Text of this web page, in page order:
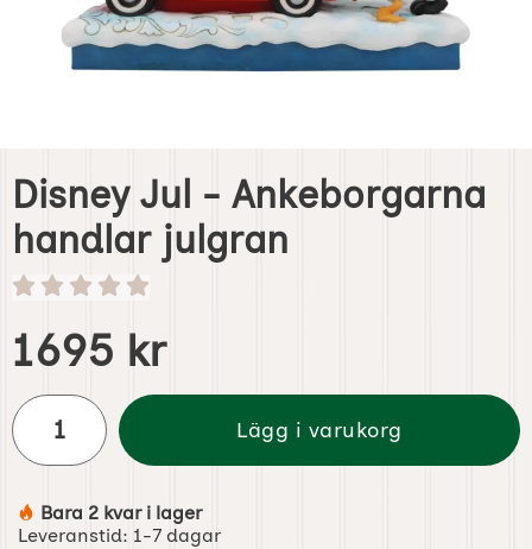
Disney Jul - Ankeborgarna
handlar julgran
Handla denna produkt Disney Jul - Ankeborgarna
pris
1695 kr
antal
Lägg i varukorg
Tillgänglighet:
Bara 2 kvar i lager
Leveranstid: 1-7 dagar